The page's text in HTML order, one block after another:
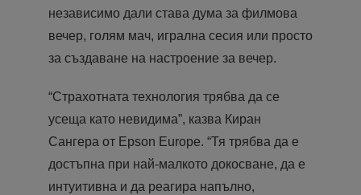
независимо дали става дума за филмова
вечер, голям мач, игрална сесия или просто
за създаване на настроение за вечер.
“Страхотната технология трябва да се
усеща като невидима”, казва Киран
Сангера от Epson Europe. “Тя трябва да е
достъпна при най-малкото докосване, да е
интуитивна и да реагира напълно,